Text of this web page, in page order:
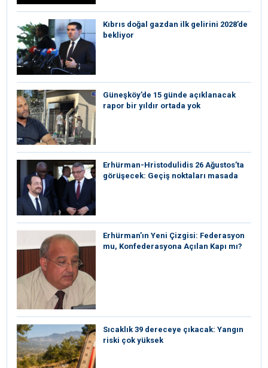
Kıbrıs doğal gazdan ilk gelirini 2028’de
bekliyor
Güneşköy’de 15 günde açıklanacak
rapor bir yıldır ortada yok
Erhürman-Hristodulidis 26 Ağustos’ta
görüşecek: Geçiş noktaları masada
Erhürman’ın Yeni Çizgisi: Federasyon
mu, Konfederasyona Açılan Kapı mı?
Sıcaklık 39 dereceye çıkacak: Yangın
riski çok yüksek